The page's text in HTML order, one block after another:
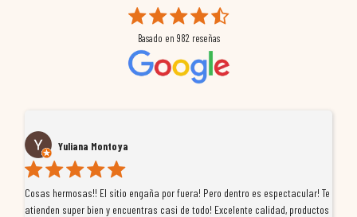
Basado en 982 reseñas
Yuliana Montoya
Cosas hermosas!! El sitio engaña por fuera! Pero dentro es espectacular! Te
atienden super bien y encuentras casi de todo! Excelente calidad, productos